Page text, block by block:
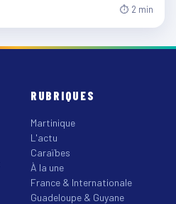
⏱ 2 min
RUBRIQUES
Martinique
L'actu
Caraïbes
À la une
France & Internationale
Guadeloupe & Guyane